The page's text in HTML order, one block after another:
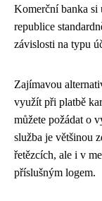
Komerční banka si
republice
závislosti na typu
Zajímavou
využít při platbě
můžete požádat o
služba je většinou
řetězcích, ale i v
příslušným logem.